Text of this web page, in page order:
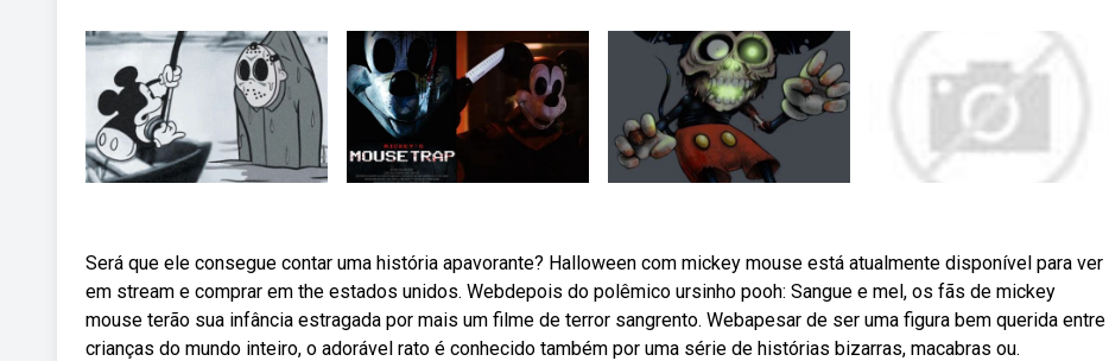
Será que ele consegue contar uma história apavorante? Halloween com mickey mouse está atualmente disponível para ver
em stream e comprar em the estados unidos. Webdepois do polêmico ursinho pooh: Sangue e mel, os fãs de mickey
mouse terão sua infância estragada por mais um filme de terror sangrento. Webapesar de ser uma figura bem querida entre
crianças do mundo inteiro, o adorável rato é conhecido também por uma série de histórias bizarras, macabras ou.